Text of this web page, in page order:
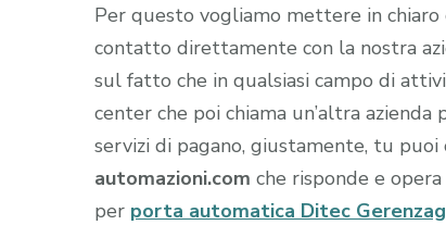
Per questo vogliamo mettere in
contatto direttamente con la nostra
sul fatto che in qualsiasi campo di
center che poi chiama un’altra
servizi di pagano, giustamente, tu puoi
automazioni.com che risponde e
per porta automatica Ditec